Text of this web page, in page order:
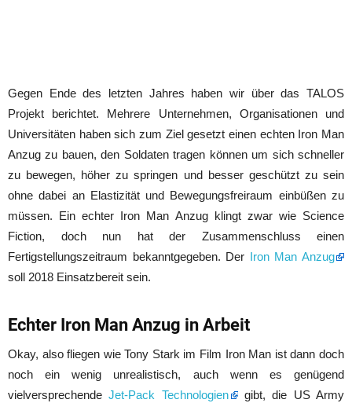
Gegen Ende des letzten Jahres haben wir über das TALOS
Projekt berichtet. Mehrere Unternehmen, Organisationen und
Universitäten haben sich zum Ziel gesetzt einen echten Iron Man
Anzug zu bauen, den Soldaten tragen können um sich schneller
zu bewegen, höher zu springen und besser geschützt zu sein
ohne dabei an Elastizität und Bewegungsfreiraum einbüßen zu
müssen. Ein echter Iron Man Anzug klingt zwar wie Science
Fiction, doch nun hat der Zusammenschluss einen
Fertigstellungszeitraum bekanntgegeben. Der Iron Man Anzug
soll 2018 Einsatzbereit sein.
Echter Iron Man Anzug in Arbeit
Okay, also fliegen wie Tony Stark im Film Iron Man ist dann doch
noch ein wenig unrealistisch, auch wenn es genügend
vielversprechendeJet-Pack Technologien
gibt, die US Army